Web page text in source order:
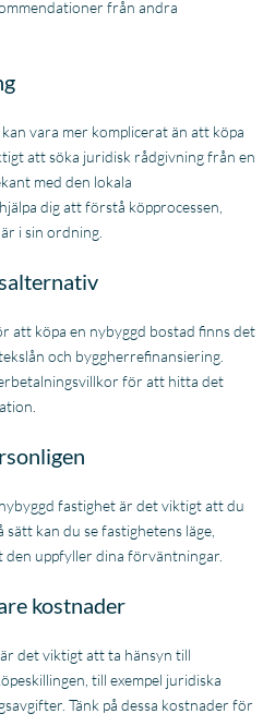
från andra
vara mer komplicerat än att köpa
att söka juridisk rådgivning från en
med den lokala
dig att förstå köpprocessen,
i sin ordning.
att köpa en nybyggd bostad finns det
och byggherrefinansiering.
för att hitta det
fastighet är det viktigt att du
kan du se fastighetens läge,
uppfyller dina förväntningar.
kostnader
det viktigt att ta hänsyn till
till exempel juridiska
Tänk på dessa kostnader för